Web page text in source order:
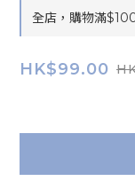
全店，購物滿
HK$99.00